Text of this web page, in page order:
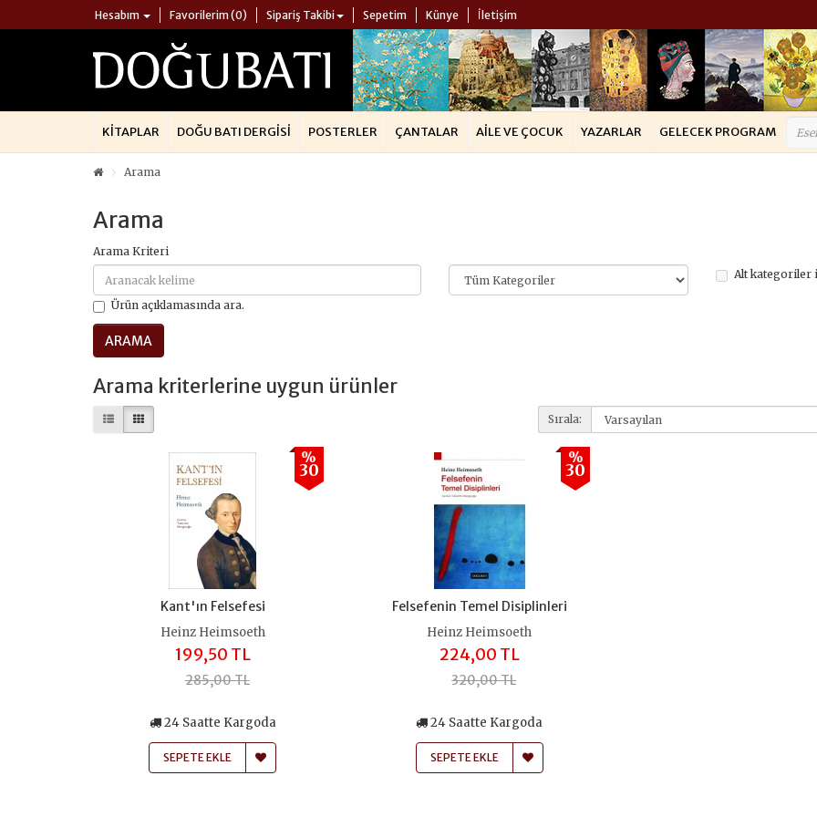
Hesabım Favorilerim (0) Sipariş Takibi Sepetim Künye İletişim
KITAPLAR DOĞU BATI DERGISI POSTERLER ÇANTALAR AILE VE ÇOCUK YAZARLAR GELECEK PROGRAM
Arama
Arama
Arama Kriteri
Alt kategoriler
Ürün açıklamasında ara.
Arama kriterlerine uygun ürünler
Sırala:
%
30
Kant'ın Felsefesi
Heinz Heimsoeth
199,50 TL
285,00 TL
24 Saatte Kargoda
SEPETE EKLE
%
30
Felsefenin Temel Disiplinleri
Heinz Heimsoeth
224,00 TL
320,00 TL
24 Saatte Kargoda
SEPETE EKLE